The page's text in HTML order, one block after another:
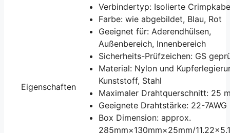
Eigenschaften
Verbindertyp: Isolierte
Farbe: wie abgebildet, Blau, Rot
Geeignet für: Aderendhülsen,
Außenbereich, Innenbereich
Sicherheits-Prüfzeichen: GS
Material: Nylon und
Kunststoff, Stahl
Maximaler Drahtquerschnitt: 25
Geeignete Drahtstärke: 22-7AWG
Box Dimension: approx.
285mm×130mm×25mm/